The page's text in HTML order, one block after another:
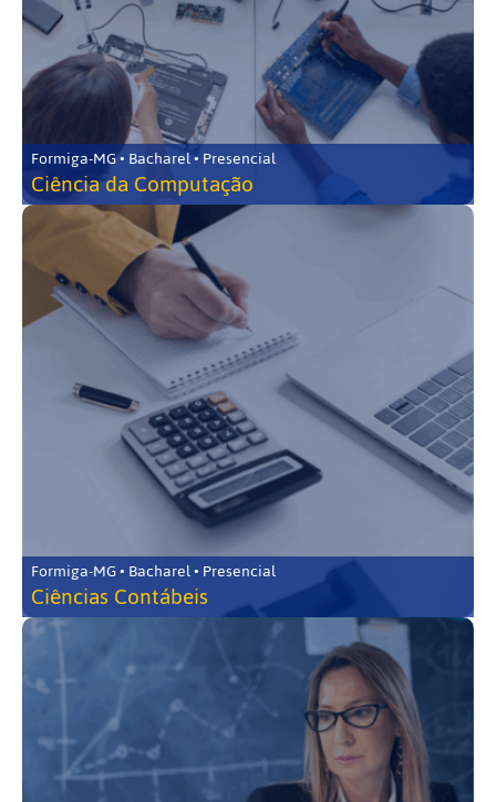
Formiga-MG • Bacharel • Presencial
Ciência da Computação
Formiga-MG • Bacharel • Presencial
Ciências Contábeis